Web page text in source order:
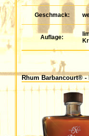
Geschmack:
Auflage:
Rhum Barbancourt®